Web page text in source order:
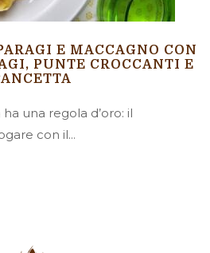
E MACCAGNO CON
PUNTE CROCCANTI E
una regola d’oro: il
con il...